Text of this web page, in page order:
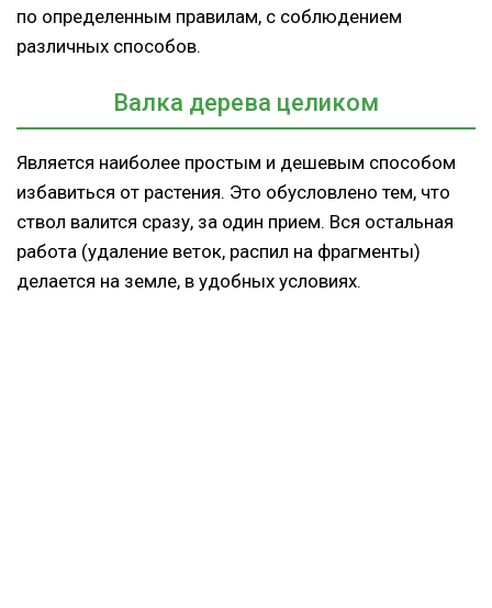
по определенным правилам, с соблюдением
различных способов.
Валка дерева целиком
Является наиболее простым и дешевым способом
избавиться от растения. Это обусловлено тем, что
ствол валится сразу, за один прием. Вся остальная
работа (удаление веток, распил на фрагменты)
делается на земле, в удобных условиях.